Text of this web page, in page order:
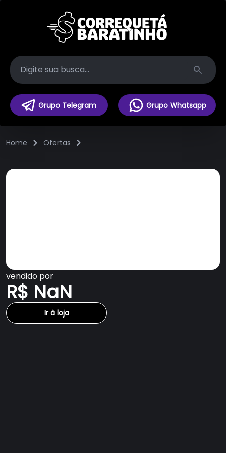
Search
Grupo Telegram Grupo Whatsapp
Home Ofertas
vendido por
R$ NaN
Ir à loja